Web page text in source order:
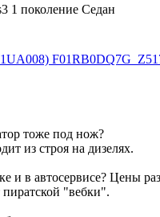
1 поколение Седан
тоже под нож?
из строя на дизелях.
и в автосервисе? Цены
"вебки".